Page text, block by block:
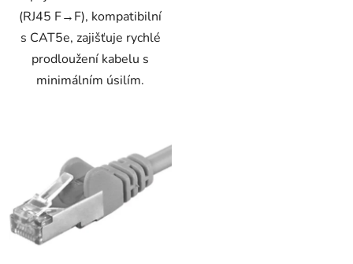
(RJ45 F→F), kompatibilní
s CAT5e, zajišťuje rychlé
prodloužení kabelu s
minimálním úsilím.